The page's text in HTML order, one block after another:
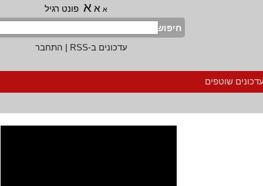
א א פונט רגיל
חיפוש
עדכונים ב-RSS
|התחבר
שוטפים